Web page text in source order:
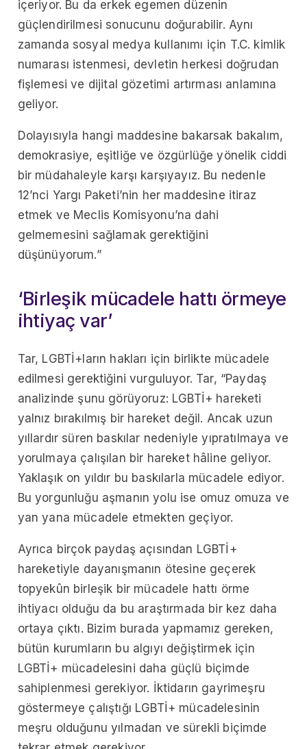
içeriyor. Bu da erkek egemen düzenin
güçlendirilmesi sonucunu doğurabilir. Aynı
zamanda sosyal medya kullanımı için T.C. kimlik
numarası istenmesi, devletin herkesi doğrudan
fişlemesi ve dijital gözetimi artırması anlamına
geliyor.
Dolayısıyla hangi maddesine bakarsak bakalım,
demokrasiye, eşitliğe ve özgürlüğe yönelik ciddi
bir müdahaleyle karşı karşıyayız. Bu nedenle
12’nci Yargı Paketi’nin her maddesine itiraz
etmek ve Meclis Komisyonu’na dahi
gelmemesini sağlamak gerektiğini
düşünüyorum.”
‘Birleşik mücadele hattı örmeye
ihtiyaç var’
Tar, LGBTİ+ların hakları için birlikte mücadele
edilmesi gerektiğini vurguluyor. Tar, “Paydaş
analizinde şunu görüyoruz: LGBTİ+ hareketi
yalnız bırakılmış bir hareket değil. Ancak uzun
yıllardır süren baskılar nedeniyle yıpratılmaya ve
yorulmaya çalışılan bir hareket hâline geliyor.
Yaklaşık on yıldır bu baskılarla mücadele ediyor.
Bu yorgunluğu aşmanın yolu ise omuz omuza ve
yan yana mücadele etmekten geçiyor.
Ayrıca birçok paydaş açısından LGBTİ+
hareketiyle dayanışmanın ötesine geçerek
topyekûn birleşik bir mücadele hattı örme
ihtiyacı olduğu da bu araştırmada bir kez daha
ortaya çıktı. Bizim burada yapmamız gereken,
bütün kurumların bu algıyı değiştirmek için
LGBTİ+ mücadelesini daha güçlü biçimde
sahiplenmesi gerekiyor. İktidarın gayrimeşru
göstermeye çalıştığı LGBTİ+ mücadelesinin
meşru olduğunu yılmadan ve sürekli biçimde